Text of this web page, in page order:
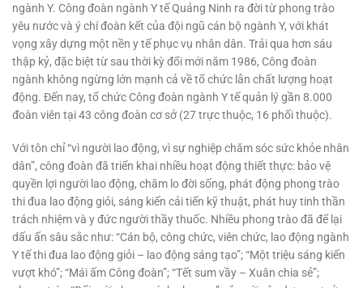
ngành Y. Công đoàn ngành Y tế Quảng Ninh ra đời từ phong trào
yêu nước và ý chí đoàn kết của đội ngũ cán bộ ngành Y, với khát
vọng xây dựng một nền y tế phục vụ nhân dân. Trải qua hơn sáu
thập kỷ, đặc biệt từ sau thời kỳ đổi mới năm 1986, Công đoàn
ngành không ngừng lớn mạnh cả về tổ chức lẫn chất lượng hoạt
động. Đến nay, tổ chức Công đoàn ngành Y tế quản lý gần 8.000
đoàn viên tại 43 công đoàn cơ sở (27 trực thuộc, 16 phối thuộc).
Với tôn chỉ “vì người lao động, vì sự nghiệp chăm sóc sức khỏe nhân
dân”, công đoàn đã triển khai nhiều hoạt động thiết thực: bảo vệ
quyền lợi người lao động, chăm lo đời sống, phát động phong trào
thi đua lao động giỏi, sáng kiến cải tiến kỹ thuật, phát huy tinh thần
trách nhiệm và y đức người thầy thuốc. Nhiều phong trào đã để lại
dấu ấn sâu sắc như: “Cán bộ, công chức, viên chức, lao động ngành
Y tế thi đua lao động giỏi – lao động sáng tạo”; “Một triệu sáng kiến
vượt khó”; “Mái ấm Công đoàn”; “Tết sum vầy – Xuân chia sẻ”;